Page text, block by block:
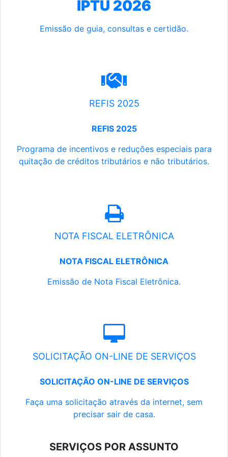
IPTU 2026
Emissão de guia, consultas e certidão.
REFIS 2025
REFIS 2025
Programa de incentivos e reduções especiais para
quitação de créditos tributários e não tributários.
NOTA FISCAL ELETRÔNICA
NOTA FISCAL ELETRÔNICA
Emissão de Nota Fiscal Eletrônica.
SOLICITAÇÃO ON-LINE DE SERVIÇOS
SOLICITAÇÃO ON-LINE DE SERVIÇOS
Faça uma solicitação através da internet, sem
precisar sair de casa.
SERVIÇOS POR ASSUNTO